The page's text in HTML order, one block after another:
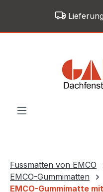
Zum Hauptinhalt springen
Fussmatten von EMCO
EMCO-Gummimatten
EMCO-Gummimatte